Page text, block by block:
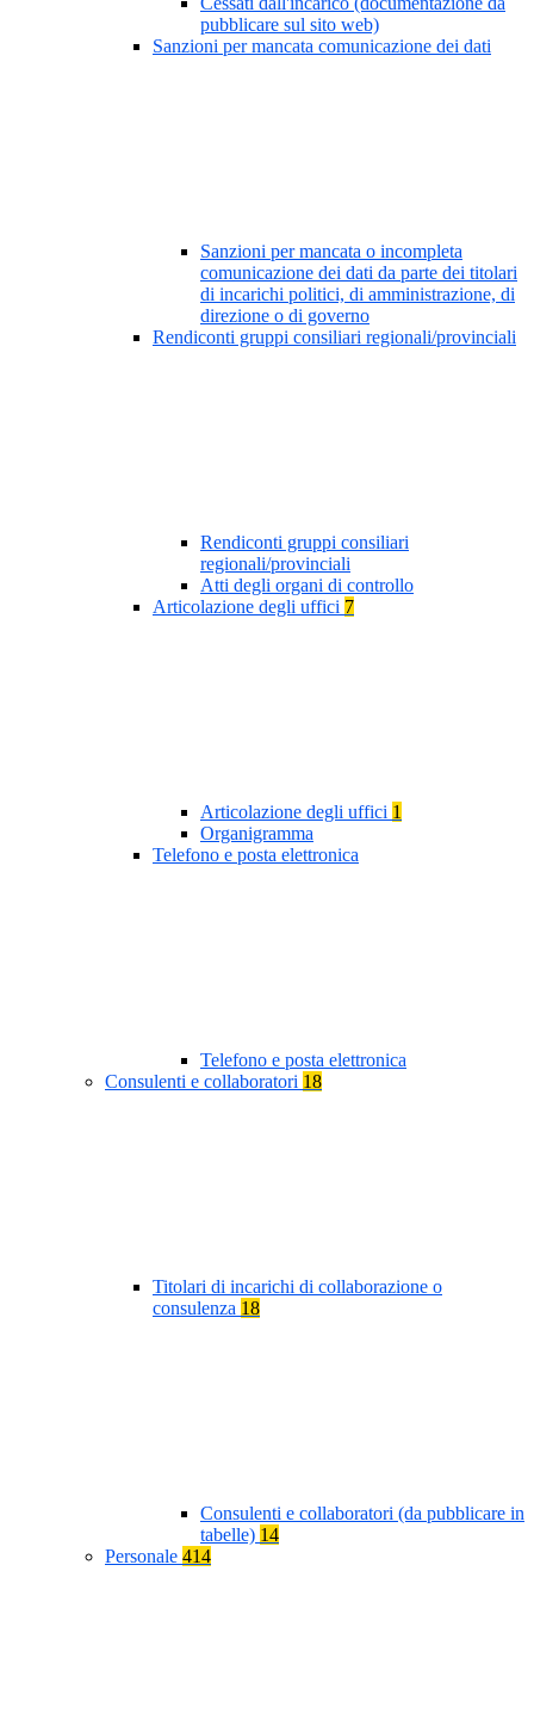
pubblicare sul sito web)
Sanzioni per mancata comunicazione dei dati
Sanzioni per mancata o incompleta
comunicazione dei dati da parte dei titolari
di incarichi politici, di amministrazione, di
direzione o di governo
Rendiconti gruppi consiliari regionali/provinciali
Rendiconti gruppi consiliari
regionali/provinciali
Atti degli organi di controllo
Articolazione degli uffici 7
Articolazione degli uffici 1
Organigramma
Telefono e posta elettronica
Telefono e posta elettronica
Consulenti e collaboratori 18
Titolari di incarichi di collaborazione o
consulenza 18
Consulenti e collaboratori (da pubblicare in
tabelle) 14
Personale 414